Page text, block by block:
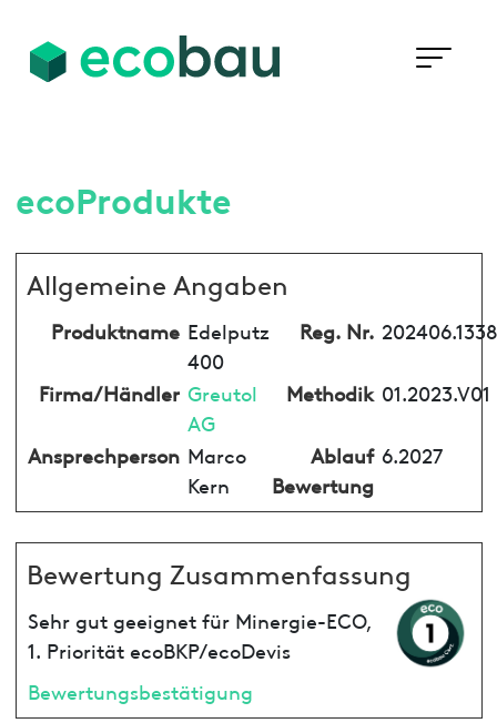
ecoProdukte
Allgemeine Angaben
Produktname Edelputz
400
Reg. Nr.
Firma/Händler Greutol
AG
Methodik 01.2023.V01
Ansprechperson Marco
Kern
Ablauf
Bewertung
6.2027
Bewertung Zusammenfassung
Sehr gut geeignet für Minergie-ECO,
1. Priorität ecoBKP/ecoDevis
Bewertungsbestätigung